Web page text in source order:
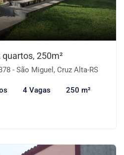
250m²
- São Miguel, Cruz Alta-RS
4 Vagas 250 m²